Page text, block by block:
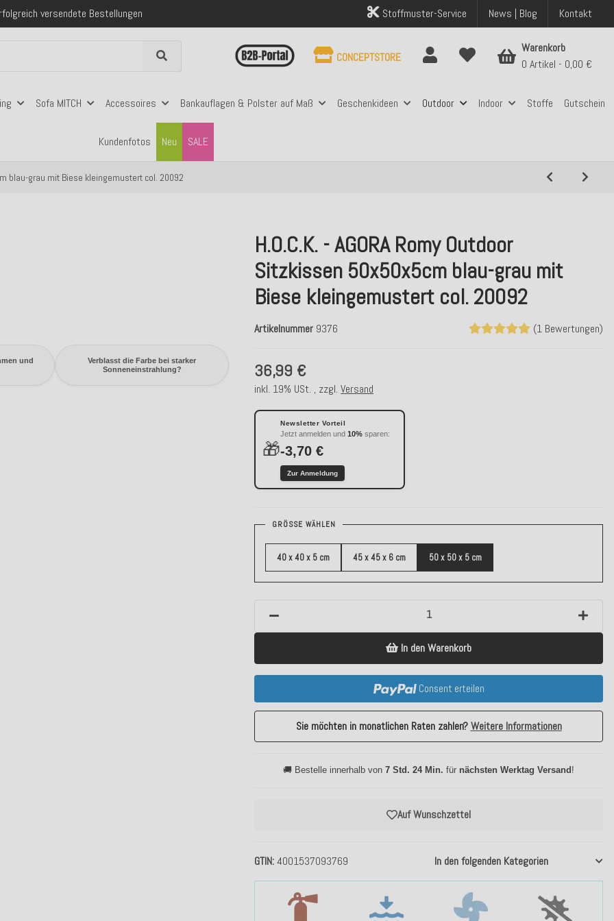
versendete Bestellungen
Klarna, PayPal & Amazon Pay
Stoffmuster-Service News | Blog Kontakt
Sofa MITCH Accessoires Bankauflagen & Polster auf Maß Geschenkideen Outdoor Indoor Stoffe Gutschein
Kundenfotos SALE
Neu
CONCEPTSTORE
Warenkorb
0 Artikel
0,00 €
blau-grau mit Biese kleingemustert col. 20092
und
Verblasst die Farbe bei starker
Sonneneinstrahlung?
H.O.C.K. - AGORA Romy Outdoor
Sitzkissen 50x50x5cm blau-grau mit
Biese kleingemustert col. 20092
(1 Bewertungen)
Artikelnummer 9376
GTIN 4001537093769 In den folgenden Kategorien
36,99 €
inkl. 19% USt. , zzgl.Versand
🎁
Newsletter Vorteil
Jetzt anmelden und10% sparen:
-3,70 €
Zur Anmeldung
Auf Wunschzettel
GRÖSSE WÄHLEN
40 x 40 x 5 cm 45 x 45 x 6 cm 50 x 50 x 5 cm
In den Warenkorb
Consent erteilen
Sie möchten in monatlichen Raten zahlen?Weitere Informationen
🚚 Bestelle innerhalb von7 Std. 24 Min. für nächsten Werktag Versand !